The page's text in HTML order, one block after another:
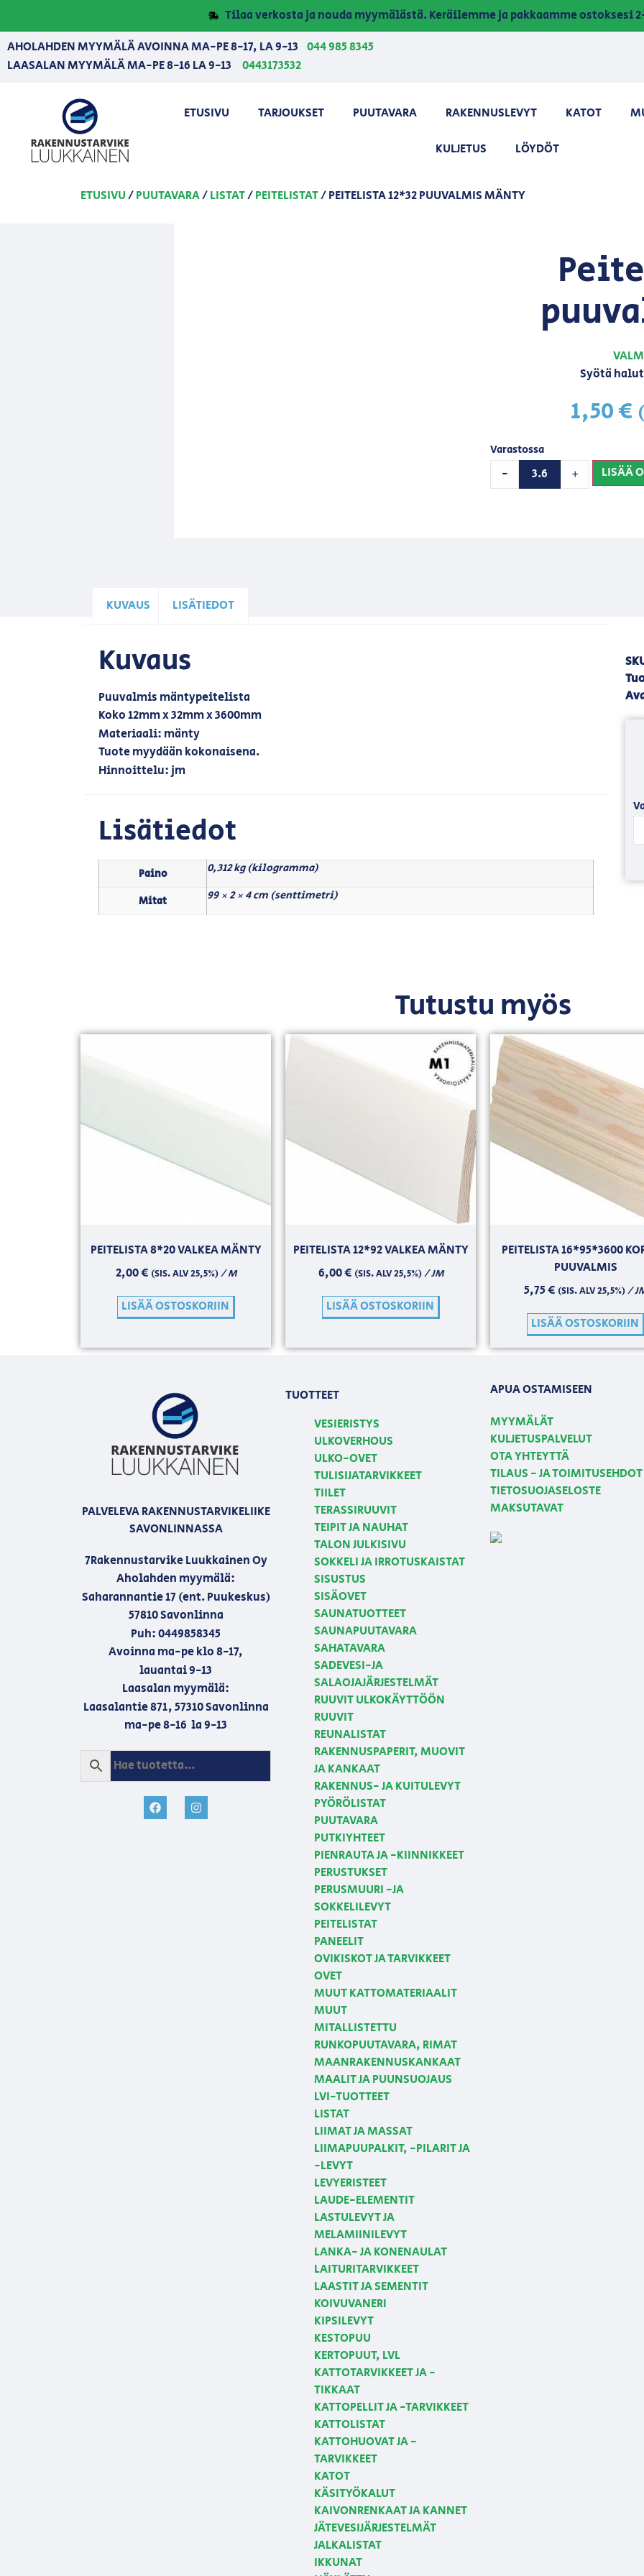
Tilaa verkosta ja nouda myymälästä. Keräilemme ja pakkaamme ostoksesi
AHOLAHDEN MYYMÄLÄ AVOINNA MA-PE 8-17, LA 9-13 044 985 8345
LAASALAN MYYMÄLÄ MA-PE 8-16 LA 9-13
0443173532
ETUSIVU TARJOUKSET PUUTAVARA RAKENNUSLEVYT KATOT
KULJETUS LÖYDÖT
ETUSIVU/PUUTAVARA/LISTAT/PEITELISTAT/ PEITELISTA 12*32 PUUVALMIS MÄNTY
Syötä
1,50€
Varastossa
- + LISÄÄ
KUVAUS LISÄTIEDOT
Kuvaus
Puuvalmis mäntypeitelista
Koko 12mm x 32mm x 3600mm
Materiaali: mänty
Tuote myydään kokonaisena.
Hinnoittelu: jm
Lisätiedot
Paino 0,312 kg (kilogramma)
Mitat 99 × 2 × 4 cm (senttimetri)
Tutustu myös
PEITELISTA 8*20 VALKEA MÄNTY
2,00€ (SIS. ALV 25,5%)/ M
LISÄÄ OSTOSKORIIN
PEITELISTA 12*92 VALKEA MÄNTY
6,00€ (SIS. ALV 25,5%)/ JM
LISÄÄ OSTOSKORIIN
PEITELISTA 16*95*3600
PUUVALMIS
5,75€ (SIS. ALV 25,5%)/
LISÄÄ OSTOSKORIIN
PALVELEVA RAKENNUSTARVIKELIIKE
SAVONLINNASSA
7Rakennustarvike Luukkainen Oy
Aholahden myymälä:
Saharannantie 17 (ent. Puukeskus)
57810 Savonlinna
Puh: 0449858345
Avoinna ma-pe klo 8-17,
lauantai 9-13
Laasalan myymälä:
Laasalantie 871, 57310 Savonlinna
ma-pe 8-16 la 9-13
TUOTTEET
VESIERISTYS
ULKOVERHOUS
ULKO-OVET
TULISIJATARVIKKEET
TIILET
TERASSIRUUVIT
TEIPIT JA NAUHAT
TALON JULKISIVU
SOKKELI JA IRROTUSKAISTAT
SISUSTUS
SISÄOVET
SAUNATUOTTEET
SAUNAPUUTAVARA
SAHATAVARA
SADEVESI-JA
SALAOJAJÄRJESTELMÄT
RUUVIT ULKOKÄYTTÖÖN
RUUVIT
REUNALISTAT
RAKENNUSPAPERIT, MUOVIT
JA KANKAAT
RAKENNUS- JA KUITULEVYT
PYÖRÖLISTAT
PUUTAVARA
PUTKIYHTEET
PIENRAUTA JA -KIINNIKKEET
PERUSTUKSET
PERUSMUURI -JA
SOKKELILEVYT
PEITELISTAT
PANEELIT
OVIKISKOT JA TARVIKKEET
OVET
MUUT KATTOMATERIAALIT
MUUT
MITALLISTETTU
RUNKOPUUTAVARA, RIMAT
MAANRAKENNUSKANKAAT
MAALIT JA PUUNSUOJAUS
LVI-TUOTTEET
LISTAT
LIIMAT JA MASSAT
LIIMAPUUPALKIT, -PILARIT JA
-LEVYT
LEVYERISTEET
LAUDE-ELEMENTIT
LASTULEVYT JA
MELAMIINILEVYT
LANKA- JA KONENAULAT
LAITURITARVIKKEET
LAASTIT JA SEMENTIT
KOIVUVANERI
KIPSILEVYT
KESTOPUU
KERTOPUUT, LVL
KATTOTARVIKKEET JA -
TIKKAAT
KATTOPELLIT JA -TARVIKKEET
KATTOLISTAT
KATTOHUOVAT JA -
TARVIKKEET
KATOT
KÄSITYÖKALUT
KAIVONRENKAAT JA KANNET
JÄTEVESIJÄRJESTELMÄT
JALKALISTAT
IKKUNAT
APUA OSTAMISEEN
MYYMÄLÄT
KULJETUSPALVELUT
OTA YHTEYTTÄ
TILAUS - JA TOIMITUSEHDOT
TIETOSUOJASELOSTE
MAKSUTAVAT